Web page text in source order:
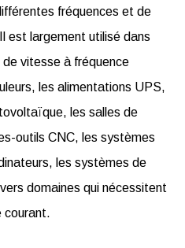
fréquences et de
est largement utilisé dans
vitesse à fréquence
les alimentations UPS,
les salles de
outils CNC, les systèmes
les systèmes de
domaines qui nécessitent
courant.